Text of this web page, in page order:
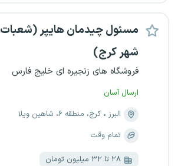
مسئول چیدمان هایپر (شعبات
شهر کرج)
فروشگاه های زنجیره ای خلیج فارس
ارسال آسان
البرز
کرج، منطقه ۶، شاهین ویلا
تمام وقت
۲۸ تا ۳۲ میلیون تومان